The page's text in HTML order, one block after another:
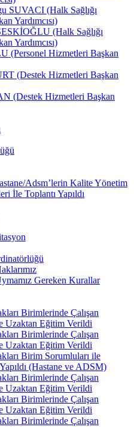
SUVACI (Halk Sağlığı
Yardımcısı)
(Halk Sağlığı
Yardımcısı)
(Personel Hizmetleri Başkan
(Destek Hizmetleri Başkan
(Destek Hizmetleri Başkan
Adsm’lerin Kalite Yönetim
İle Toplantı Yapıldı
Gereken Kurallar
Birimlerinde Çalışan
Uzaktan Eğitim Verildi
Birimlerinde Çalışan
Uzaktan Eğitim Verildi
Birim Sorumluları ile
(Hastane ve ADSM)
Birimlerinde Çalışan
Uzaktan Eğitim Verildi
Birimlerinde Çalışan
Uzaktan Eğitim Verildi
Birimlerinde Çalışan